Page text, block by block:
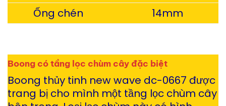
Ống chén
14mm
Boong có tầng lọc chùm cây đặc biệt
Boong thủy tinh new wave dc-0667 được
trang bị cho mình một tầng lọc chùm cây